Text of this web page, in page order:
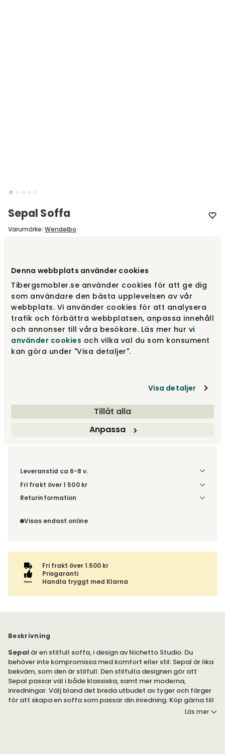
Denna webbplats använder cookies
Tibergsmobler.se använder cookies för att ge dig
som användare den bästa upplevelsen av vår
webbplats. Vi använder cookies för att analysera
trafik och förbättra webbplatsen, anpassa innehåll
och annonser till våra besökare. Läs mer hur vi
använder cookies och vilka val du som konsument
kan göra under "Visa detaljer".
Visa detaljer
Tillåt alla
Anpassa
Sepal Soffa
Varumärke: Wendelbo
Designa själv
Gör dina val
Rekommenderade tillval
Rekommenderade tillval
Fri frakt över 1.500 kr
Leveranstid ca 6-8 v.
Fri frakt över 1 500 kr
Välj utförande via 'Gör dina val' för fraktinformation på din
Returinformation
inte av ångerrätten.
Visas endast online
Fri frakt över 1.500 kr
Prisgaranti
Handla tryggt med Klarna
Beskrivning
Sepal är en stilfull soffa, i design av Nichetto Studio. Du
behöver inte kompromissa med komfort eller stil: Sepal är lika
bekväm, som den är stilfull. Den stilfulla designen gör att
Sepal passar väl i både klassiska, samt mer moderna,
inredningar. Välj bland det breda utbudet av tyger och färger
för att skapa en soffa som passar din inredning. Köp gärna till
Läs mer